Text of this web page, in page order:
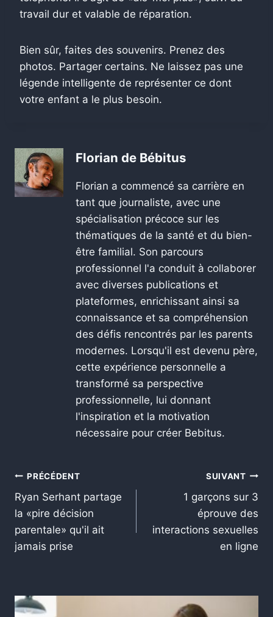
travail dur et valable de réparation.
Bien sûr, faites des souvenirs. Prenez des
photos. Partager certains. Ne laissez pas une
légende intelligente de représenter ce dont
votre enfant a le plus besoin.
Florian de Bébitus
Florian a commencé sa carrière en
tant que journaliste, avec une
spécialisation précoce sur les
thématiques de la santé et du bien-
être familial. Son parcours
professionnel l'a conduit à collaborer
avec diverses publications et
plateformes, enrichissant ainsi sa
connaissance et sa compréhension
des défis rencontrés par les parents
modernes. Lorsqu'il est devenu père,
cette expérience personnelle a
transformé sa perspective
professionnelle, lui donnant
l'inspiration et la motivation
nécessaire pour créer Bebitus.
PRÉCÉDENT
Ryan Serhant partage
la «pire décision
parentale» qu'il ait
jamais prise
SUIVANT
1 garçons sur 3
éprouve des
interactions sexuelles
en ligne